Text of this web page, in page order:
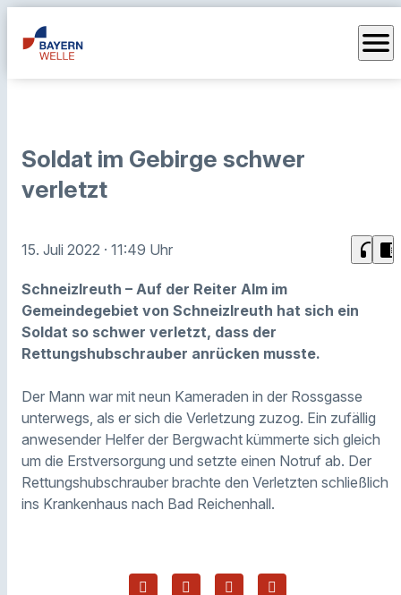
menu
Soldat im Gebirge schwer
verletzt
15. Juli 2022 · 11:49 Uhr headphones chrome_reader_mode
Schneizlreuth – Auf der Reiter Alm im
Gemeindegebiet von Schneizlreuth hat sich ein
Soldat so schwer verletzt, dass der
Rettungshubschrauber anrücken musste.
Der Mann war mit neun Kameraden in der Rossgasse
unterwegs, als er sich die Verletzung zuzog. Ein zufällig
anwesender Helfer der Bergwacht kümmerte sich gleich
um die Erstversorgung und setzte einen Notruf ab. Der
Rettungshubschrauber brachte den Verletzten schließlich
ins Krankenhaus nach Bad Reichenhall.